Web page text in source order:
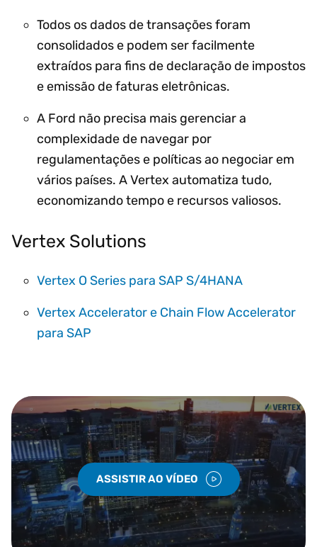
Todos os dados de transações foram
consolidados e podem ser facilmente
extraídos para fins de declaração de impostos
e emissão de faturas eletrônicas.
A Ford não precisa mais gerenciar a
complexidade de navegar por
regulamentações e políticas ao negociar em
vários países. A Vertex automatiza tudo,
economizando tempo e recursos valiosos.
Vertex Solutions
Vertex O Series para SAP S/4HANA
Vertex Accelerator e Chain Flow Accelerator
para SAP
ASSISTIR AO VÍDEO